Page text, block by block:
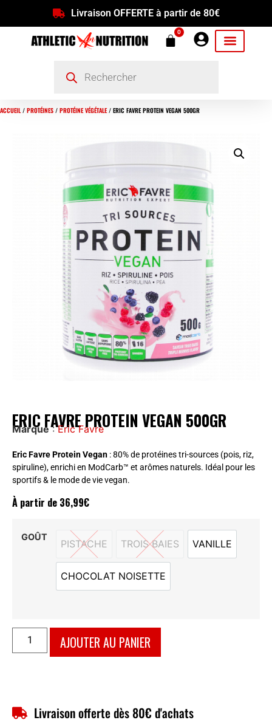
Livraison OFFERTE à partir de 80€
0
ACCUEIL/ PROTÉINES / PROTÉINE VÉGÉTALE/ ERIC FAVRE PROTEIN VEGAN 500GR
ERIC FAVRE PROTEIN VEGAN 500GR
Marque:Eric Favre
Eric Favre Protein Vegan : 80% de protéines tri-sources (pois, riz,
spiruline), enrichi en ModCarb™ et arômes naturels. Idéal pour les
sportifs & le mode de vie vegan.
À partir de 36,99€
GOÛT
PISTACHE
PISTACHE
TROIS BAIES
TROIS BAIES
VANILLE
CHOCOLAT NOISETTE
CHOCOLAT NOISETTE
AJOUTER AU PANIER
Livraison offerte dès 80€ d'achats